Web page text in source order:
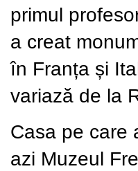
primul
a creat
în Franța și
variază de la
Casa pe care
azi Muzeul